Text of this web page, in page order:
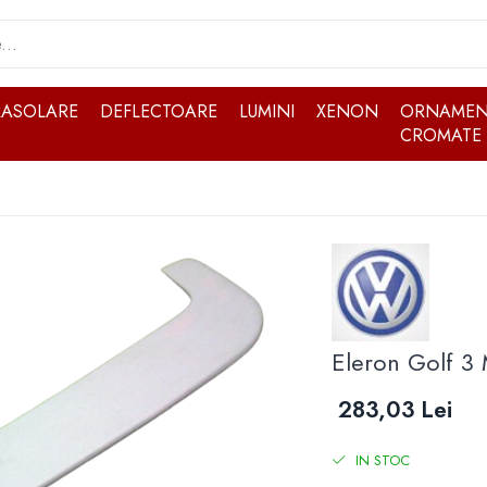
DEFLECTOARE LUMINI XENON
CROMATE
Eleron Golf 3
283,03 Lei
IN STOC